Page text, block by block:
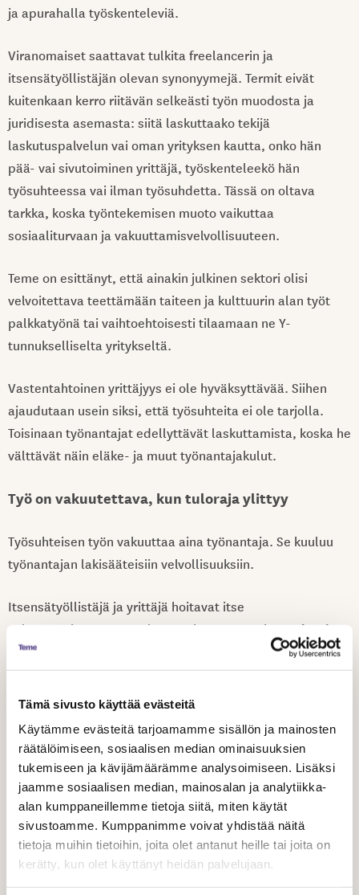
Tämä sivusto käyttää evästeitä
Käytämme evästeitä tarjoamamme sisällön ja mainosten
räätälöimiseen, sosiaalisen median ominaisuuksien
tukemiseen ja kävijämäärämme analysoimiseen. Lisäksi
jaamme sosiaalisen median, mainosalan ja analytiikka-
alan kumppaneillemme tietoja siitä, miten käytät
sivustoamme. Kumppanimme voivat yhdistää näitä
tietoja muihin tietoihin, joita olet antanut heille tai joita on
kerätty, kun olet käyttänyt heidän palvelujaan.
ja apurahalla työskenteleviä.
Viranomaiset saattavat tulkita freelancerin ja
itsensätyöllistäjän olevan synonyymejä. Termit eivät
kuitenkaan kerro riitävän selkeästi työn muodosta ja
juridisesta asemasta: siitä laskuttaako tekijä
laskutuspalvelun vai oman yrityksen kautta, onko hän
pää- vai sivutoiminen yrittäjä, työskenteleekö hän
työsuhteessa vai ilman työsuhdetta. Tässä on oltava
tarkka, koska työntekemisen muoto vaikuttaa
sosiaaliturvaan ja vakuuttamisvelvollisuuteen.
Teme on esittänyt, että ainakin julkinen sektori olisi
velvoitettava teettämään taiteen ja kulttuurin alan työt
palkkatyönä tai vaihtoehtoisesti tilaamaan ne Y-
tunnukselliselta yritykseltä.
Vastentahtoinen yrittäjyys ei ole hyväksyttävää. Siihen
ajaudutaan usein siksi, että työsuhteita ei ole tarjolla.
Toisinaan työnantajat edellyttävät laskuttamista, koska he
välttävät näin eläke- ja muut työnantajakulut.
Työ on vakuutettava, kun tuloraja ylittyy
Työsuhteisen työn vakuuttaa aina työnantaja. Se kuuluu
työnantajan lakisääteisiin velvollisuuksiin.
Itsensätyöllistäjä ja yrittäjä hoitavat itse
vakuuttamisensa. Työtulo on vakuutettava, kuntuloraja
9208,43 euroa
(v. 2025). Tällöin YEL-vakuutus on
pakollinen ja Eläketurvakeskus valvoo vakuuttamista.
Lisätietoa Työeläke.fi
Apurahan saaneet vakuuttavat työnsä Melassa, jos työ
kestää vähintään neljä kuukautta ja muut kriteerit
täyttyvät.
Laskuttaminen
Laskutuspalvelun kautta laskuttamista markkinoidaan